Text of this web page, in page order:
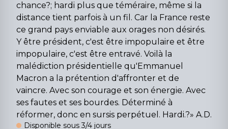
chance?; hardi plus que téméraire, même si la
distance tient parfois à un fil. Car la France reste
ce grand pays enviable aux orages non désirés.
Y être président, c'est être impopulaire et être
impopulaire, c'est être entravé. Voilà la
malédiction présidentielle qu'Emmanuel
Macron a la prétention d'affronter et de
vaincre. Avec son courage et son énergie. Avec
ses fautes et ses bourdes. Déterminé à
réformer, donc en sursis perpétuel. Hardi.?» A.D.
Disponible sous 3/4 jours